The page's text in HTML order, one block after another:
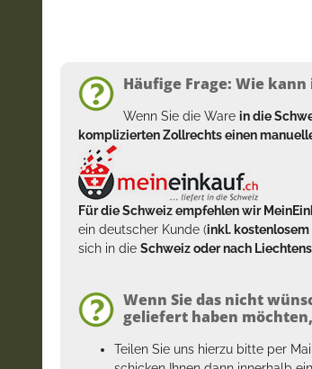
Häufige Frage: Wie
Wenn Sie die Ware in die
komplizierten Zollrechts einen
Für die Schweiz empfehlen wir
ein deutscher Kunde (inkl. kostenlosem
sich in die Schweiz oder nach
Wenn Sie das nicht
geliefert haben
Teilen Sie uns hierzu bitte per